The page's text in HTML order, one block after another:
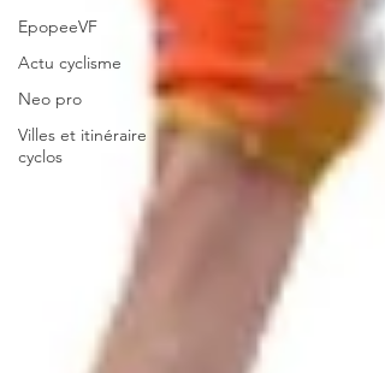
EpopeeVF
Actu cyclisme
Neo pro
Villes et itinéraire
cyclos